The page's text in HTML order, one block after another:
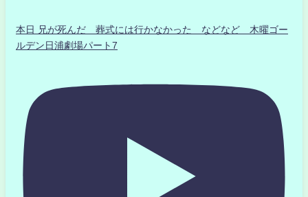
本日 兄が死んだ 葬式には行かなかった などなど 木曜ゴー
ルデン日浦劇場パート7